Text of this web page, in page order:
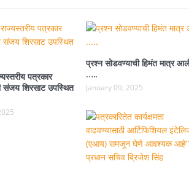
पत्रकार
संजय शिरसाट उपस्थित
प्रश्न सोडवण्याची हिमंत मात्र
…..
January 09, 2025